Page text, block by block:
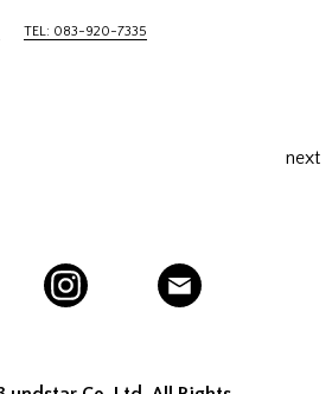
TEL: 083-920-7335
next